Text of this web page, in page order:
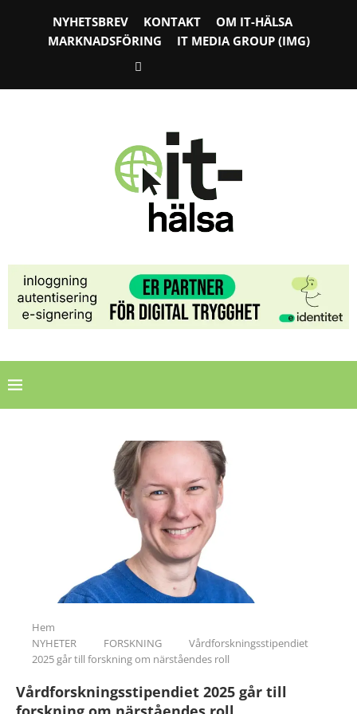
NYHETSBREV KONTAKT
OM IT-HÄLSA
MARKNADSFÖRING
IT MEDIA GROUP (IMG)
Hem
NYHETER
FORSKNING
Vårdforskningsstipendiet
2025 går till forskning om närståendes roll
Vårdforskningsstipendiet 2025 går till